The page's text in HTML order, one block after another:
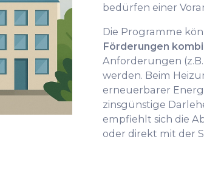
bedürfen einer
Die Programme
Förderungen
Anforderungen
werden. Beim
erneuerbarer
zinsgünstige
empfiehlt sich die
oder direkt mit der